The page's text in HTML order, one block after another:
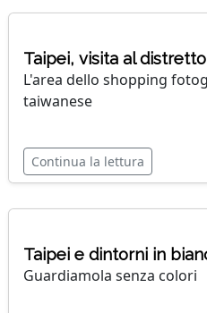
Taipei, visita al
L'area dello shopping
taiwanese
Continua la lettura
Taipei e dintorni in
Guardiamola senza colori